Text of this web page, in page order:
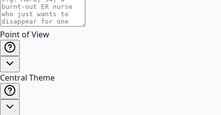
Point of View
Central Theme